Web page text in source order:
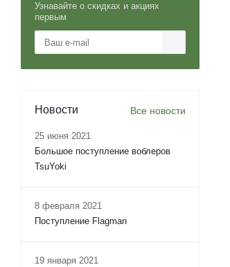
Узнавайте о скидках и акциях
первым
Новости Все новости
25 июня 2021
Большое поступление воблеров
TsuYoki
8 февраля 2021
Поступление Flagman
19 января 2021